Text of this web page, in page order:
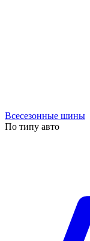
Всесезонные шины
По типу авто